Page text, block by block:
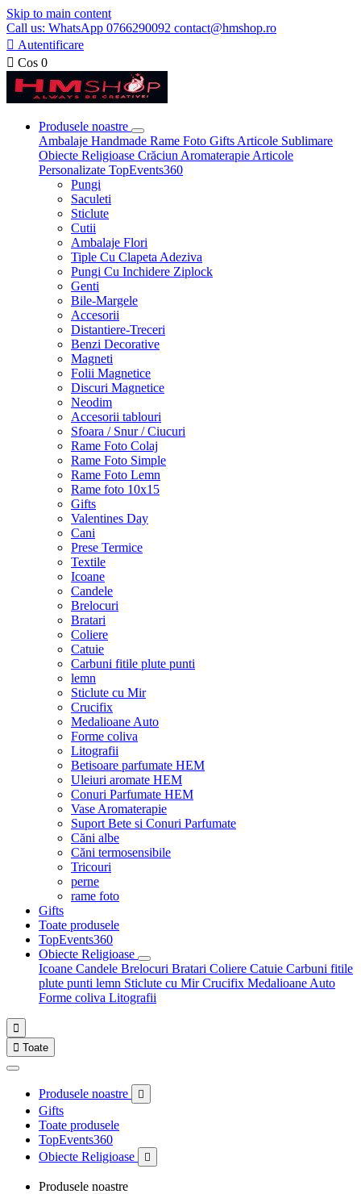
Skip to main content
Call us: WhatsApp 0766290092 contact@hmshop.ro
 Autentificare
 Cos 0
Produsele noastre
Ambalaje Handmade Rame Foto Gifts Articole Sublimare
Obiecte Religioase Crăciun Aromaterapie Articole
Personalizate TopEvents360
Pungi
Saculeti
Sticlute
Cutii
Ambalaje Flori
Tiple Cu Clapeta Adeziva
Pungi Cu Inchidere Ziplock
Genti
Bile-Margele
Accesorii
Distantiere-Treceri
Benzi Decorative
Magneti
Folii Magnetice
Discuri Magnetice
Neodim
Accesorii tablouri
Sfoara / Snur / Ciucuri
Rame Foto Colaj
Rame Foto Simple
Rame Foto Lemn
Rame foto 10x15
Gifts
Valentines Day
Cani
Prese Termice
Textile
Icoane
Candele
Brelocuri
Bratari
Coliere
Catuie
Carbuni fitile plute punti
lemn
Sticlute cu Mir
Crucifix
Medalioane Auto
Forme coliva
Litografii
Betisoare parfumate HEM
Uleiuri aromate HEM
Conuri Parfumate HEM
Vase Aromaterapie
Suport Bete si Conuri Parfumate
Căni albe
Căni termosensibile
Tricouri
perne
rame foto
Gifts
Toate produsele
TopEvents360
Obiecte Religioase
Icoane Candele Brelocuri Bratari Coliere Catuie Carbuni fitile
plute punti lemn Sticlute cu MirCrucifix Medalioane Auto
Forme coliva Litografii

 Toate
Produsele noastre 
Gifts
Toate produsele
TopEvents360
Obiecte Religioase

Produsele noastre